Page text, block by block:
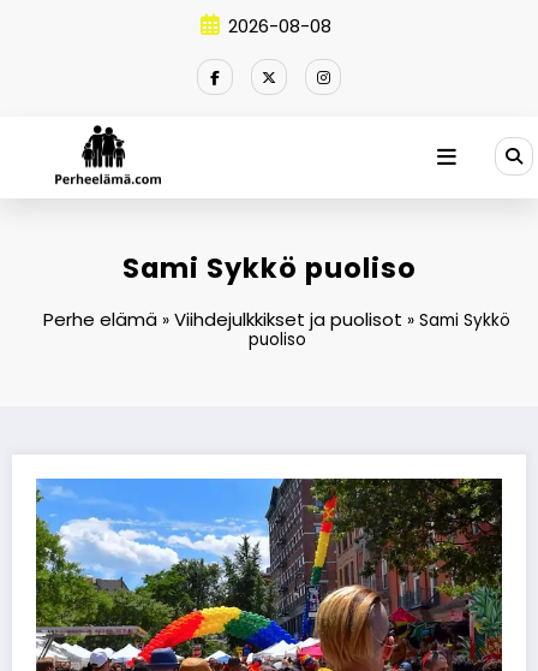
2026-08-08
Sami Sykkö puoliso
Perhe elämä »Viihdejulkkikset ja puolisot »Sami Sykkö
puoliso